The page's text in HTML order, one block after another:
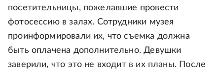
посетительницы, пожелавшие провести
фотосессию в залах. Сотрудники музея
проинформировали их, что съемка должна
быть оплачена дополнительно. Девушки
заверили, что это не входит в их планы. После